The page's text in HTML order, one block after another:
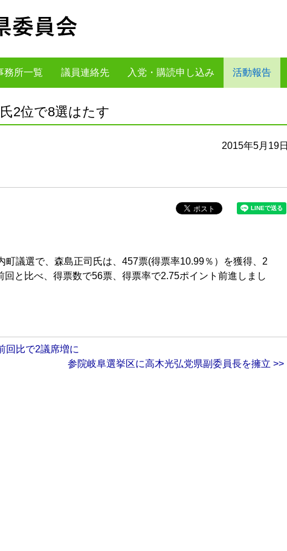
務所一覧 議員連絡先 入党・購読申し込み 活動報告
2位で8選はたす
2015年5月19日
町議選で、森島正司氏は、457票(得票率10.99％）を獲得、2
回と比べ、得票数で56票、得票率で2.75ポイント前進しまし
回比で2議席増に
参院岐阜選挙区に高木光弘党県副委員長を擁立 >>